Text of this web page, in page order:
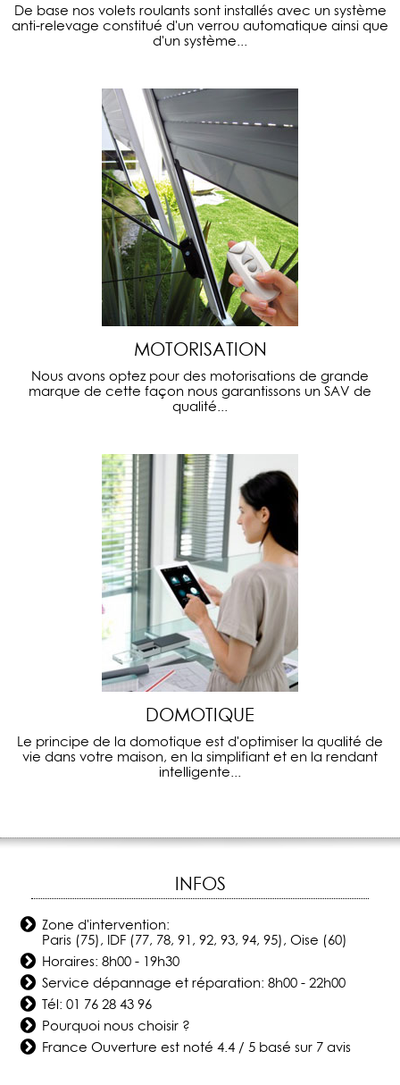
De base nos volets roulants sont installés avec un système
anti-relevage constitué d'un verrou automatique ainsi que
d'un système...
MOTORISATION
Nous avons optez pour des motorisations de grande
marque de cette façon nous garantissons un SAV de
qualité...
DOMOTIQUE
Le principe de la domotique est d'optimiser la qualité de
vie dans votre maison, en la simplifiant et en la rendant
intelligente...
INFOS
Zone d'intervention:
Paris (75), IDF (77, 78, 91, 92, 93, 94, 95), Oise (60)
Horaires: 8h00 - 19h30
Service dépannage et réparation: 8h00 - 22h00
Tél:01 76 28 43 96
Pourquoi nous choisir ?
France Ouverture est noté4.4 /5 basé sur 7avis